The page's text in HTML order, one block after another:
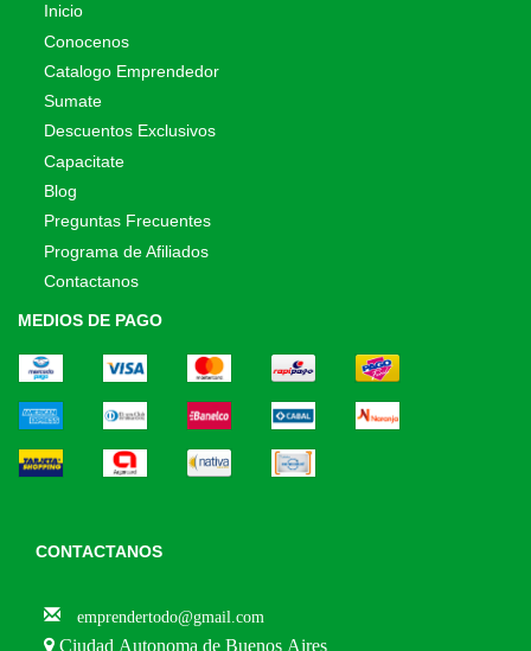
Inicio
Conocenos
Catalogo Emprendedor
Sumate
Descuentos Exclusivos
Capacitate
Blog
Preguntas Frecuentes
Programa de Afiliados
Contactanos
MEDIOS DE PAGO
CONTACTANOS
emprendertodo@gmail.com
Ciudad Autonoma de Buenos Aires